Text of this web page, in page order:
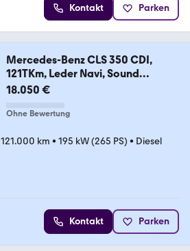
Kontakt Parken
Mercedes-Benz CLS 350 CDI,
121TKm, Leder Navi, Sound
Generator
18.050 €
Ohne Bewertung
121.000 km • 195 kW (265 PS) • Diesel
Kontakt Parken